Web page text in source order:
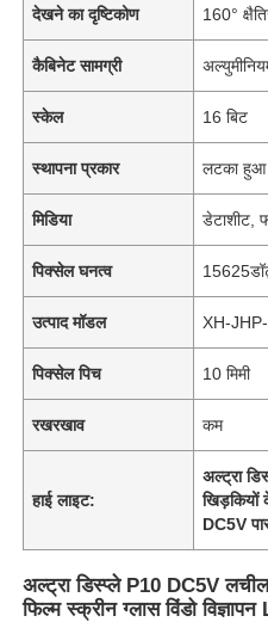
देखने का दृष्टिकोण 160°
कैबिनेट सामग्री
स्केल 16 बिट
स्थापना प्रकार लटका हुआ
मिडिया डेटाशीट,
पिक्सेल घनत्व
उत्पाद मॉडल XH-
पिक्सेल पिच 10 मिमी
रखरखाव कम
हाई लाइट:
अल्ट्रा
खिड़कियों
DC5V
अल्ट्रा डिस्प्ले P10 DC5V
फिल्म स्क्रीन ग्लास विंडो